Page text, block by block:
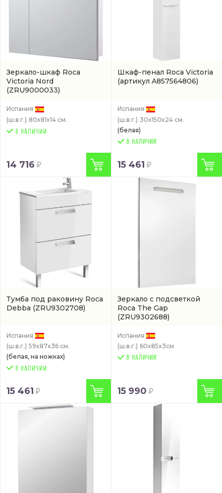
Зеркало-шкаф Roca
Victoria Nord
(ZRU9000033)
Испания
(ш.в.г.) 80x81x14 см.
14 716
Шкаф-пенал Roca Victoria
(артикул A857564806)
Испания
(ш.в.г.) 30x150x24 см.
(белая)
В НАЛИЧИИ
15 461
Тумба под раковину Roca
Debba (ZRU9302708)
Испания
(ш.в.г.) 59x87x36 см.
(белая, на ножках)
15 461
Зеркало с подсветкой
Roca The Gap
(ZRU9302688)
Испания
(ш.в.г.) 60x85x3см
В НАЛИЧИИ
15 990